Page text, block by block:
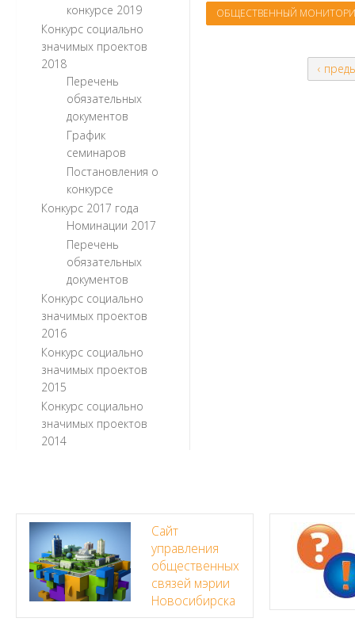
конкурсе 2019
Конкурс социально
значимых проектов
2018
Перечень
обязательных
документов
График
семинаров
Постановления о
конкурсе
Конкурс 2017 года
Номинации 2017
Перечень
обязательных
документов
Конкурс социально
значимых проектов
2016
Конкурс социально
значимых проектов
2015
Конкурс социально
значимых проектов
2014
ОБЩЕСТВЕННЫЙ
‹
Сайт
управления
общественных
связей мэрии
Новосибирска